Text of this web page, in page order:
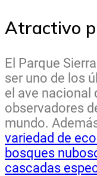
Atractivo
El Parque
ser uno de los
el ave nacional
observadores
mundo.
variedad de
bosques
cascadas